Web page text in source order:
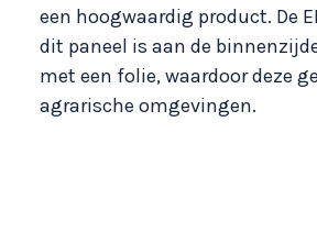
een hoogwaardig product. De
dit paneel is aan de
met een folie, waardoor deze
agrarische omgevingen.